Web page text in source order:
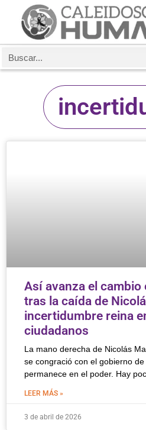
Así avanza el cambio
tras la caída de
incertidumbre reina
ciudadanos
La mano derecha de Nicolás
se congració con el gobierno
permanece en el poder. Hay
LEER MÁS »
3 de abril de 2026